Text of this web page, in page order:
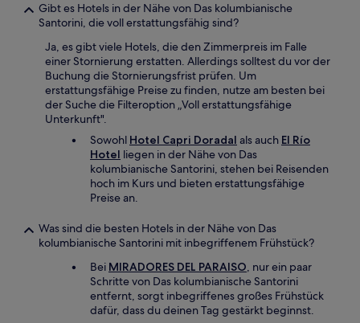
Gibt es Hotels in der Nähe von Das kolumbianische
Santorini, die voll erstattungsfähig sind?
Ja, es gibt viele Hotels, die den Zimmerpreis im Falle
einer Stornierung erstatten. Allerdings solltest du vor der
Buchung die Stornierungsfrist prüfen. Um
erstattungsfähige Preise zu finden, nutze am besten bei
der Suche die Filteroption „Voll erstattungsfähige
Unterkunft".
Sowohl Hotel Capri Doradal als auch El Río
Hotel liegen in der Nähe von Das
kolumbianische Santorini, stehen bei Reisenden
hoch im Kurs und bieten erstattungsfähige
Preise an.
Was sind die besten Hotels in der Nähe von Das
kolumbianische Santorini mit inbegriffenem Frühstück?
Bei MIRADORES DEL PARAISO, nur ein paar
Schritte von Das kolumbianische Santorini
entfernt, sorgt inbegriffenes großes Frühstück
dafür, dass du deinen Tag gestärkt beginnst.